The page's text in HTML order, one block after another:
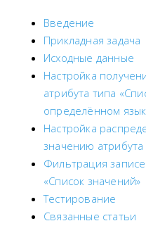
Введение
Прикладная задача
Исходные данные
Настройка
атрибута типа
определённом
Настройка
значению
Фильтрация
«Список значений»
Тестирование
Связанные статьи